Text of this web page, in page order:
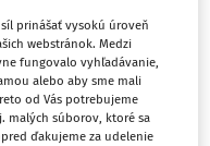
prinášať vysokú úroveň
webstránok. Medzi
fungovalo vyhľadávanie,
alebo aby sme mali
od Vás potrebujeme
malých súborov, ktoré sa
ďakujeme za udelenie